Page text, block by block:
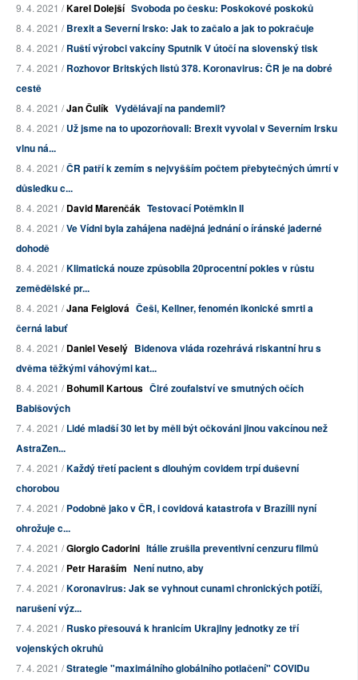
9. 4. 2021 /Karel Dolejší Svoboda po česku: Poskokové poskoků
8. 4. 2021 /Brexit a Severní Irsko: Jak to začalo a jak to pokračuje
8. 4. 2021 /Ruští výrobci vakcíny Sputnik V útočí na slovenský tisk
7. 4. 2021 /Rozhovor Britských listů 378. Koronavirus: ČR je na dobré
cestě
8. 4. 2021 /Jan Čulík Vydělávají na pandemii?
8. 4. 2021 /Už jsme na to upozorňovali: Brexit vyvolal v Severním Irsku
vlnu ná...
8. 4. 2021 /ČR patří k zemím s nejvyšším počtem přebytečných úmrtí v
důsledku c...
8. 4. 2021 /David Marenčák Testovací Potěmkin II
8. 4. 2021 /Ve Vídni byla zahájena nadějná jednání o íránské jaderné
dohodě
8. 4. 2021 /Klimatická nouze způsobila 20procentní pokles v růstu
zemědělské pr...
8. 4. 2021 /Jana Feiglová Češi, Kellner, fenomén ikonické smrti a
černá labuť
8. 4. 2021 /Daniel Veselý Bidenova vláda rozehrává riskantní hru s
dvěma těžkými váhovými kat...
8. 4. 2021 /Bohumil Kartous Čiré zoufalství ve smutných očích
Babišových
7. 4. 2021 /Lidé mladší 30 let by měli být očkováni jinou vakcínou než
AstraZen...
7. 4. 2021 /Každý třetí pacient s dlouhým covidem trpí duševní
chorobou
7. 4. 2021 /Podobně jako v ČR, i covidová katastrofa v Brazílii nyní
ohrožuje c...
7. 4. 2021 /Giorgio Cadorini Itálie zrušila preventivní cenzuru filmů
7. 4. 2021 /Petr Haraším Není nutno, aby
7. 4. 2021 /Koronavirus: Jak se vyhnout cunami chronických potíží,
narušení výz...
7. 4. 2021 /Rusko přesouvá k hranicím Ukrajiny jednotky ze tří
vojenských okruhů
7. 4. 2021 /Strategie "maximálního globálního potlačení" COVIDu